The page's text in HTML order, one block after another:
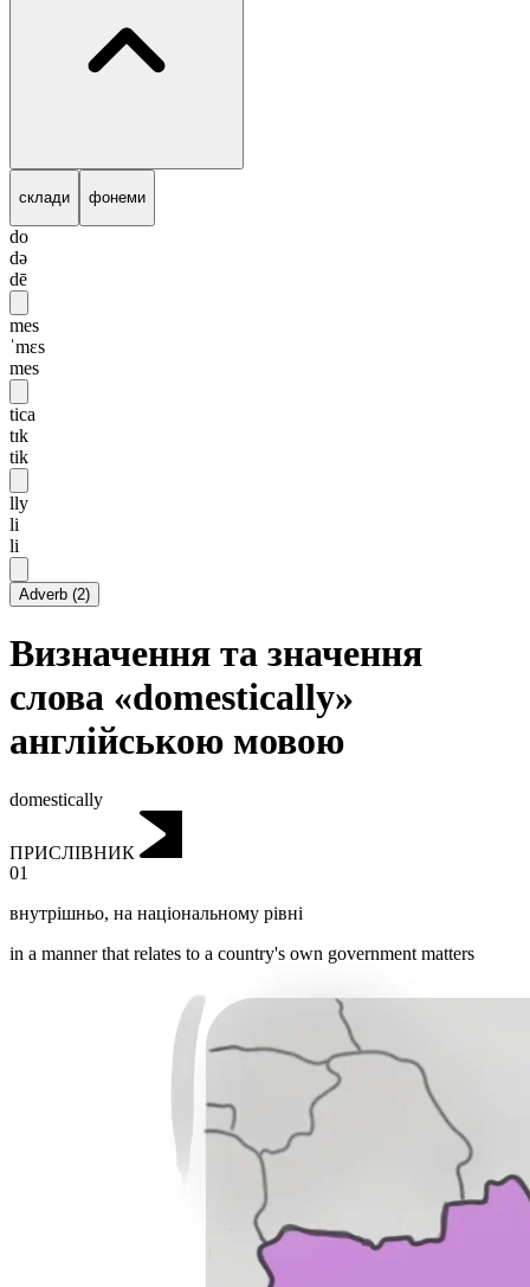
склади фонеми
do
də
dē
mes
ˈmɛs
mes
tica
tɪk
tik
lly
li
li
Adverb (2)
Визначення та значення
слова «domestically»
англійською мовою
domestically
ПРИСЛІВНИК
01
внутрішньо, на національному рівні
in a manner that relates to a country's own government matters